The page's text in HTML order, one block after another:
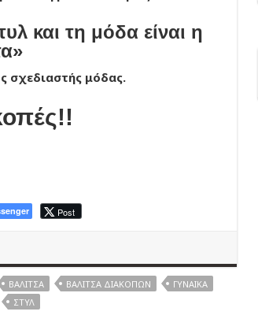
και τη μόδα είναι η
σχεδιαστής μόδας.
Post
ΒΑΛΊΤΣΑ ΒΑΛΊΤΣΑ ΔΙΑΚΟΠΏΝ
ΓΥΝΑΊΚΑ
ΣΤΥΛ